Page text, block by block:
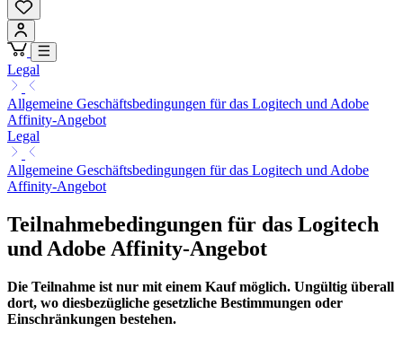
Legal
Allgemeine Geschäftsbedingungen für das Logitech und Adobe
Affinity-Angebot
Legal
Allgemeine Geschäftsbedingungen für das Logitech und Adobe
Affinity-Angebot
Teilnahmebedingungen für das Logitech
und Adobe Affinity-Angebot
Die Teilnahme ist nur mit einem Kauf möglich. Ungültig überall
dort, wo diesbezügliche gesetzliche Bestimmungen oder
Einschränkungen bestehen.